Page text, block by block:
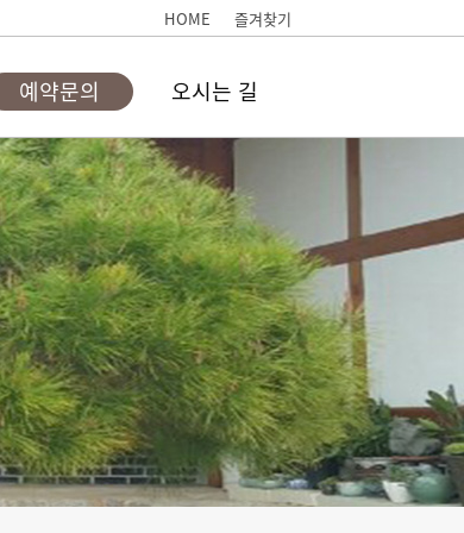
HOME 즐겨찾기
예약문의 오시는 길